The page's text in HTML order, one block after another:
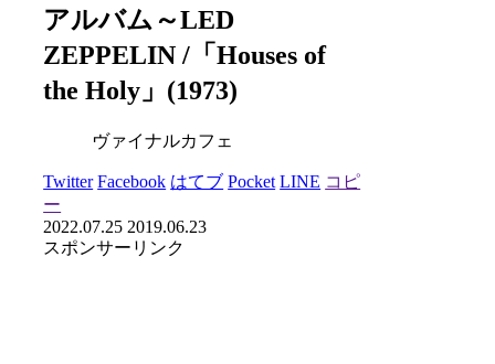
アルバム～LED
ZEPPELIN /「Houses of
the Holy」(1973)
ヴァイナルカフェ
Twitter Facebook はてブ Pocket LINE コピ
ー
2022.07.25 2019.06.23
スポンサーリンク